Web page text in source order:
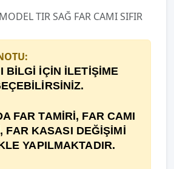
TIR SAĞ FAR CAMI SIFIR
BİLGİ İÇİN İLETİŞİME
FAR TAMİRİ, FAR CAMI
, FAR KASASI DEĞİŞİMİ
YAPILMAKTADIR.